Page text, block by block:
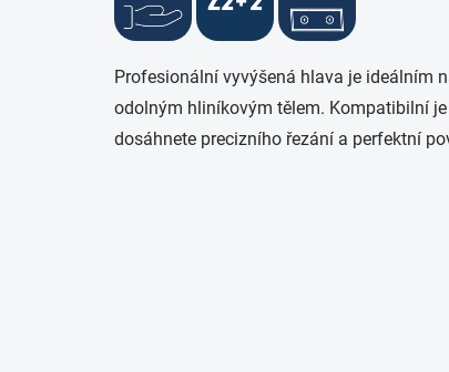
Profesionální vyvýšená hlava je ideálním
odolným hliníkovým tělem. Kompatibilní
dosáhnete precizního řezání a perfektní